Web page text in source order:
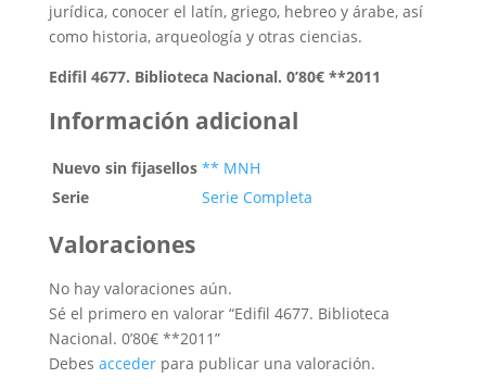
jurídica, conocer el latín, griego, hebreo y árabe, así
como historia, arqueología y otras ciencias.
Edifil 4677. Biblioteca Nacional. 0’80€ **2011
Información adicional
Nuevo sin fijasellos ** MNH
Serie
Serie Completa
Valoraciones
No hay valoraciones aún.
Sé el primero en valorar “Edifil 4677. Biblioteca
Nacional. 0’80€ **2011”
Debes accederpara publicar una valoración.